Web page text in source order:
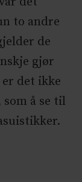
to andre
de
gjør
det ikke
å se til